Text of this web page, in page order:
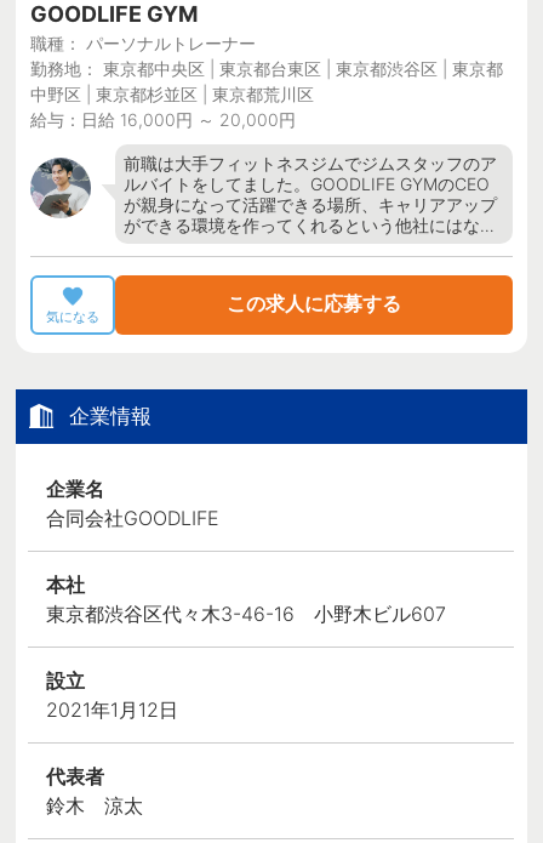
GOODLIFE GYM
職種： パーソナルトレーナー
勤務地： 東京都中央区 | 東京都台東区 | 東京都渋谷区 | 東京都
中野区 | 東京都杉並区 | 東京都荒川区
給与：日給 16,000円 ～ 20,000円
前職は大手フィットネスジムでジムスタッフのア
ルバイトをしてました。GOODLIFE GYMのCEO
が親身になって活躍できる場所、キャリアアップ
ができる環境を作ってくれるという他社にはな…
気になる
この求人に応募する
企業情報
企業名
合同会社GOODLIFE
本社
東京都渋谷区代々木3-46-16 小野木ビル607
設立
2021年1月12日
代表者
鈴木 涼太